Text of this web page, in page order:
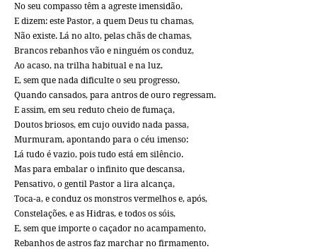
No seu compasso têm a agreste imensidão,
E dizem: este Pastor, a quem Deus tu chamas,
Não existe. Lá no alto, pelas chãs de chamas,
Brancos rebanhos vão e ninguém os conduz,
Ao acaso, na trilha habitual e na luz,
E, sem que nada dificulte o seu progresso,
Quando cansados, para antros de ouro regressam.
E assim, em seu reduto cheio de fumaça,
Doutos briosos, em cujo ouvido nada passa,
Murmuram, apontando para o céu imenso:
Lá tudo é vazio, pois tudo está em silêncio.
Mas para embalar o infinito que descansa,
Pensativo, o gentil Pastor a lira alcança,
Toca-a, e conduz os monstros vermelhos e, após,
Constelações, e as Hidras, e todos os sóis,
E, sem que importe o caçador no acampamento,
Rebanhos de astros faz marchar no firmamento.